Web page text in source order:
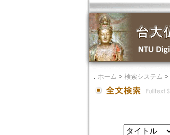
． ホーム > 検索システム >